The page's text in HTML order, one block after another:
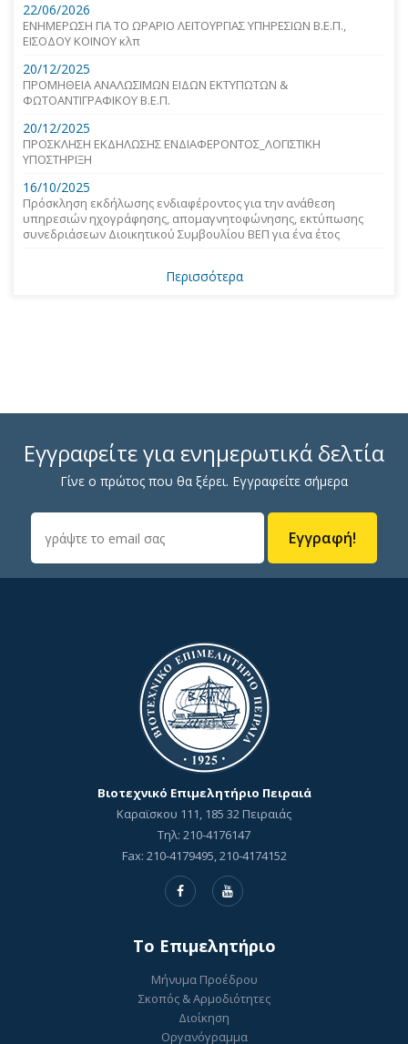
22/06/2026
ΕΝΗΜΕΡΩΣΗ ΓΙΑ ΤΟ ΩΡΑΡΙΟ ΛΕΙΤΟΥΡΓΙΑΣ ΥΠΗΡΕΣΙΩΝ Β.Ε.Π.,
ΕΙΣΟΔΟΥ ΚΟΙΝΟΥ κλπ
20/12/2025
ΠΡΟΜΗΘΕΙΑ ΑΝΑΛΩΣΙΜΩΝ ΕΙΔΩΝ ΕΚΤΥΠΩΤΩΝ &
ΦΩΤΟΑΝΤΙΓΡΑΦΙΚΟΥ Β.Ε.Π.
20/12/2025
ΠΡΟΣΚΛΗΣΗ ΕΚΔΗΛΩΣΗΣ ΕΝΔΙΑΦΕΡΟΝΤΟΣ_ΛΟΓΙΣΤΙΚΗ
ΥΠΟΣΤΗΡΙΞΗ
16/10/2025
Πρόσκληση εκδήλωσης ενδιαφέροντος για την ανάθεση
υπηρεσιών ηχογράφησης, απομαγνητοφώνησης, εκτύπωσης
συνεδριάσεων Διοικητικού Συμβουλίου ΒΕΠ για ένα έτος
Περισσότερα
Εγγραφείτε για ενημερωτικά δελτία
Γίνε ο πρώτος που θα ξέρει. Εγγραφείτε σήμερα
Εγγραφή!
Βιοτεχνικό Επιμελητήριο Πειραιά
Καραϊσκου 111, 185 32 Πειραιάς
Τηλ: 210-4176147
Fax: 210-4179495, 210-4174152
To Επιμελητήριο
Μήνυμα Προέδρου
Σκοπός & Αρμοδιότητες
Διοίκηση
Οργανόγραμμα